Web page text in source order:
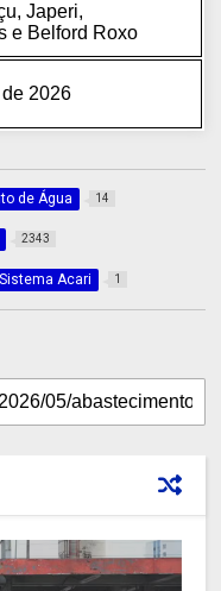
Japeri,
e Belford Roxo
2026
de Água 14
2343
Sistema Acari 1